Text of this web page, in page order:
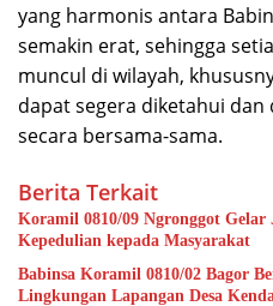
yang harmonis antara
semakin erat, sehingga
muncul di wilayah,
dapat segera diketahui
secara bersama-sama.
Berita Terkait
Koramil 0810/09 Ngronggot
Kepedulian kepada Masyarakat
Babinsa Koramil 0810/02 Bagor
Lingkungan Lapangan Desa